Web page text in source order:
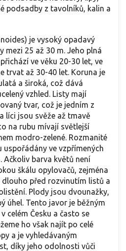
podsadby z tavolníků, kalin a
je vysoký opadavý
mezi 25 až 30 m. Jeho plná
ve věku 20-30 let, ve
trvat až 30-40 let. Koruna je
a široká, což dává
vzhled. Listy mají
tvar, což je jedním z
líci jsou svěže až tmavě
na rubu mívají světlejší
modro-zelené. Rozmanité
ve vzpřímených
Ačkoliv barva květů není
škálu opylovačů, zejména
dlouho před rozvinutím listů a
Plody jsou dvounažky,
úhel. Tento javor je běžným
celém Česku a často se
ho však najít po celé
a je vyhledávaným
díky jeho odolnosti vůči